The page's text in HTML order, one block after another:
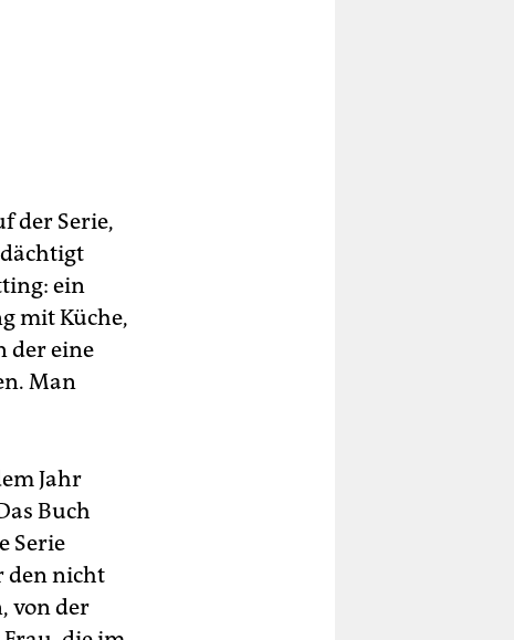
der Serie,
ein
mit Küche,
der eine
Man
Jahr
Buch
Serie
den nicht
von der